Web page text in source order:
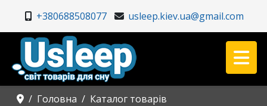
+380688508077 usleep.kiev.ua@gmail.com
Головна
Каталог товарів